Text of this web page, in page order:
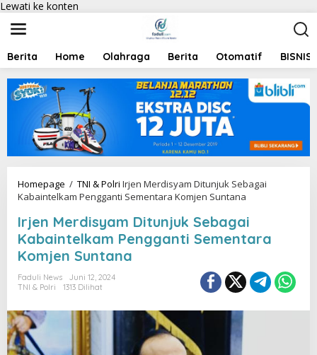
Lewati ke konten
Berita Home Olahraga Berita Otomatif BISNIS
Homepage / TNI & Polri Irjen Merdisyam Ditunjuk Sebagai
Kabaintelkam Pengganti Sementara Komjen Suntana
Irjen Merdisyam Ditunjuk Sebagai
Kabaintelkam Pengganti Sementara
Komjen Suntana
Faduli News
Juni 12, 2024
TNI & Polri
1313 Dilihat